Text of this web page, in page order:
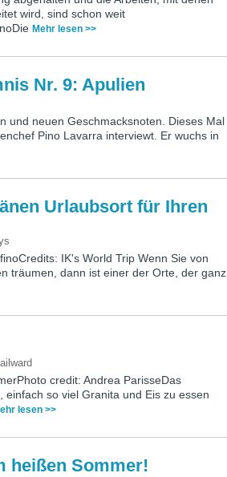
wird, sind schon weit
Mehr lesen >>
Nr. 9: Apulien
und neuen Geschmacksnoten. Dieses Mal
Pino Lavarra interviewt. Er wuchs in
Urlaubsort für Ihren
IK's World Trip Wenn Sie von
träumen, dann ist einer der Orte, der ganz
credit: Andrea ParisseDas
so viel Granita und Eis zu essen
lesen >>
heißen Sommer!